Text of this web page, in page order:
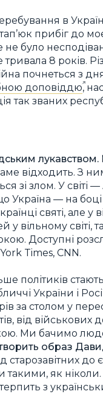
в
прибіг до
було
8 років.
почнеться з
доповіддю,
так званих
лукавством.
відходить. З
зі злом. У
Україна — на
святі, але у
у вільному
Доступні
Times, CNN.
політиків
України і
за столом у
від військових
Ми бачимо
образ
старозавітних до
такими, як
з